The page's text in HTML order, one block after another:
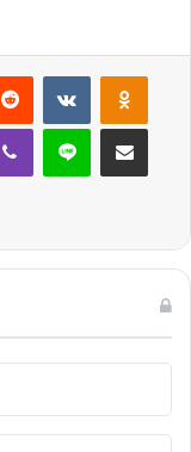
Reddit VKontakte
Viber Line E-Posta ile